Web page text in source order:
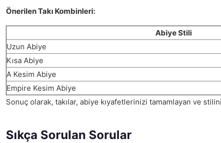
Önerilen Takı Kombinleri:
Abiye Stili
Uzun Abiye
Kısa Abiye
A Kesim Abiye
Empire Kesim Abiye
Sonuç olarak, takılar, abiye kıyafetlerinizi tamamlayan ve
Sıkça Sorulan Sorular